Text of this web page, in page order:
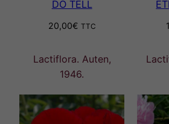
DO TELL
20,00€ TTC
Lactiflora. Auten,
1946.